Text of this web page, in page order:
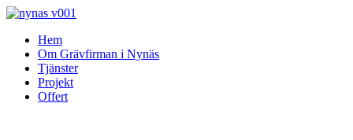
Skip
contentHem
Om Grävfirman i Nynäs
Tjänster
Projekt
Offert